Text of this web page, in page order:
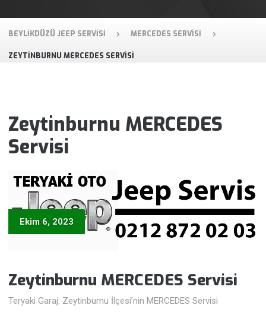
BEYLIKDÜZÜ JEEP SERVISI MERCEDES SERVISI
ZEYTINBURNU MERCEDES SERVISI
Zeytinburnu MERCEDES
Servisi
Ekim 6, 2023
Zeytinburnu MERCEDES Servisi
Teryaki Garaj: Zeytinburnu İlçesi’nin MERCEDES Servisi